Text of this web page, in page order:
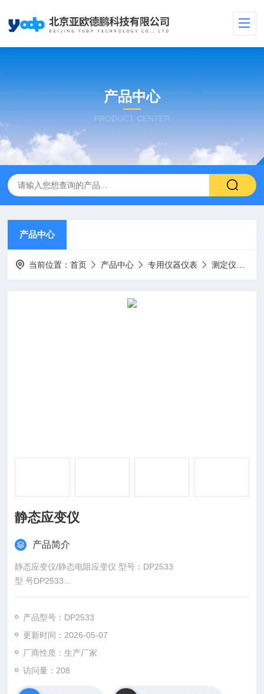
产品中心
PRODUCT CENTER
产品中心
当前位置：首页 产品中心 专用仪器仪表 测定仪
静态应变仪
产品简介
静态应变仪/静态电阻应变仪 型号：DP2533
型 号DP2533
输入范围0 - ±19999με(2V直流电)
分 辩 率1με
产品型号：DP2533
更新时间：2026-05-07
厂商性质：生产厂家
访问量：208